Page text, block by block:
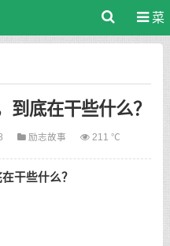
菜
到底在干些什么？
励志故事 211 ℃
干些什么？